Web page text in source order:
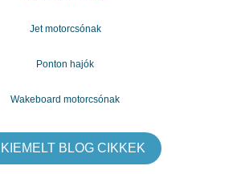
Jet motorcsónak
Ponton hajók
Wakeboard motorcsónak
KIEMELT BLOG CIKKEK